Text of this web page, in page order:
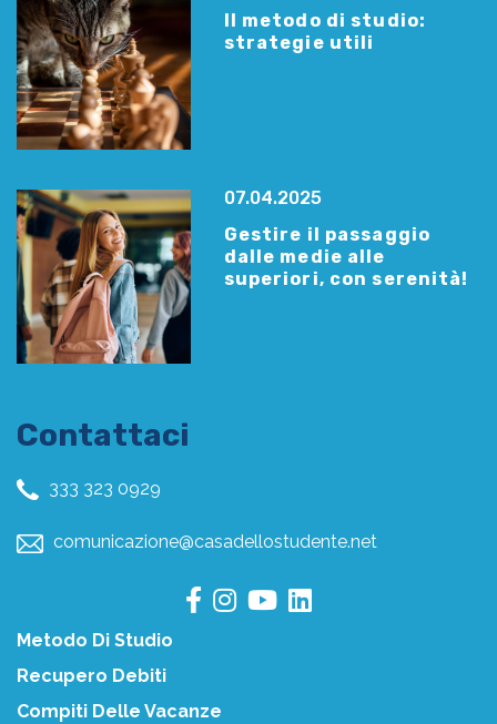
Il metodo di studio:
strategie utili
07.04.2025
Gestire il passaggio
dalle medie alle
superiori, con serenità!
Contattaci
333 323 0929
comunicazione@casadellostudente.net
Metodo Di Studio
Recupero Debiti
Compiti Delle Vacanze